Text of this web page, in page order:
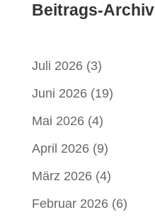
Beitrags-Archiv
Juli 2026(3)
Juni 2026(19)
Mai 2026(4)
April 2026(9)
März 2026(4)
Februar 2026(6)